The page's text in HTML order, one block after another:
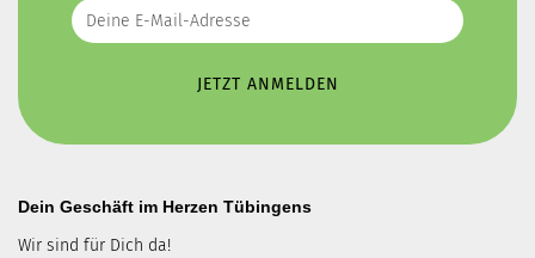
Dein Geschäft im Herzen Tübingens
Wir sind für Dich da!